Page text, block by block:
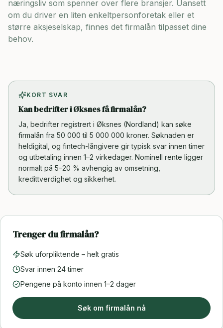
næringsliv som spenner over flere bransjer. Uansett
om du driver en liten enkeltpersonforetak eller et
større aksjeselskap, finnes det firmalån tilpasset dine
behov.
KORT SVAR
Kan bedrifter i Øksnes få firmalån?
Ja, bedrifter registrert i Øksnes (Nordland) kan søke
firmalån fra 50 000 til 5 000 000 kroner. Søknaden er
heldigital, og fintech-långivere gir typisk svar innen timer
og utbetaling innen 1–2 virkedager. Nominell rente ligger
normalt på 5–20 % avhengig av omsetning,
kredittverdighet og sikkerhet.
Trenger du firmalån?
Søk uforpliktende – helt gratis
Svar innen 24 timer
Pengene på konto innen 1–2 dager
Søk om firmalån nå